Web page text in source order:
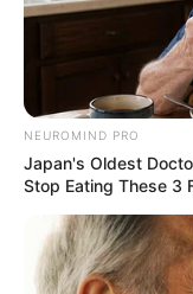
NEUROMIND PRO
Japan's Oldest
Stop Eating These 3